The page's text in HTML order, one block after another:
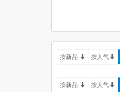
按新品 按人气
按新品 按人气